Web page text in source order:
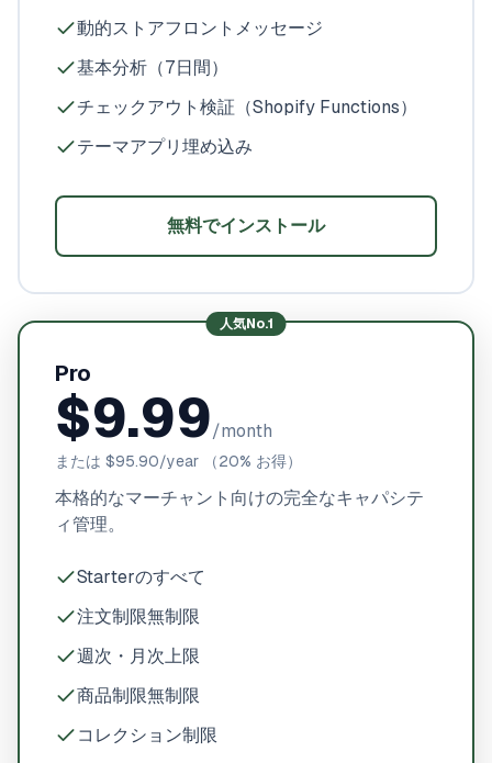
動的ストアフロントメッセージ
基本分析（7日間）
チェックアウト検証（Shopify Functions）
テーマアプリ埋め込み
無料でインストール
人気No.1
Pro
$9.99/month
または $95.90/year （20% お得）
本格的なマーチャント向けの完全なキャパシテ
ィ管理。
Starterのすべて
注文制限無制限
週次・月次上限
商品制限無制限
コレクション制限